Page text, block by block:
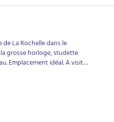
La Rochelle dans le
grosse horloge, studette
Emplacement idéal. A visiter